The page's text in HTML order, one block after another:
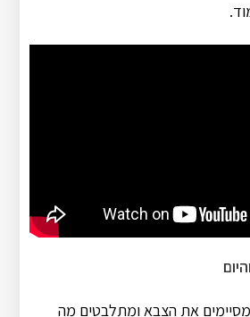
את הצבא ומתלבטים מה